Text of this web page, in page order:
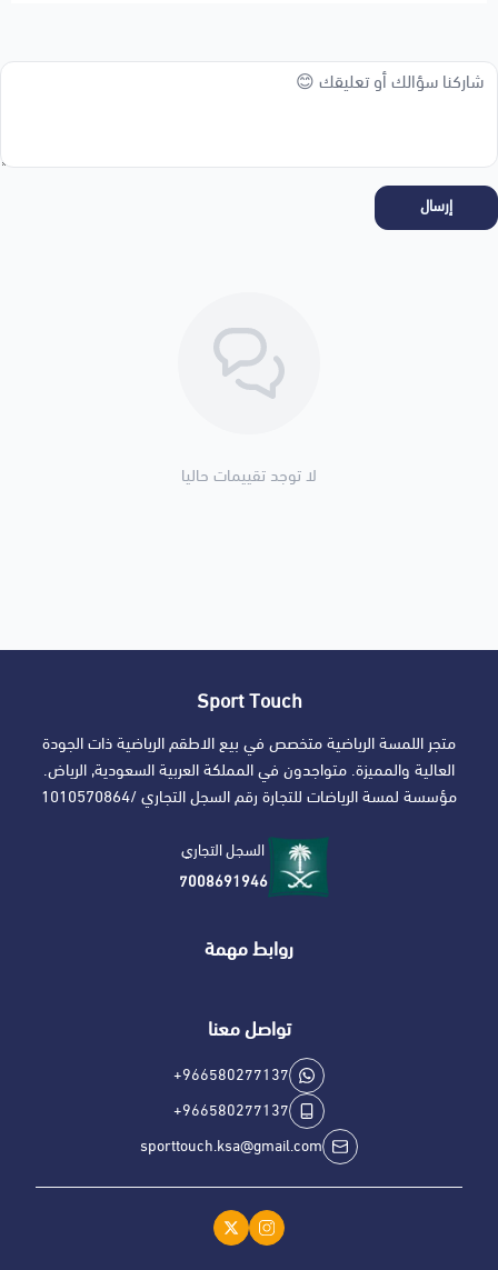
إرسال
لا توجد تقييمات حاليا
Sport Touch
متجر اللمسة الرياضية متخصص في بيع الاطقم الرياضية ذات الجودة
العالية والمميزة. متواجدون في المملكة العربية السعودية, الرياض.
مؤسسة لمسة الرياضات للتجارة رقم السجل التجاري /1010570864
السجل التجاري
7008691946
روابط مهمة
تواصل معنا
+966580277137
+966580277137
sporttouch.ksa@gmail.com